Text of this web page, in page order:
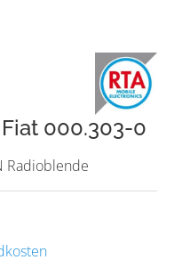
000.303-0
Radioblende